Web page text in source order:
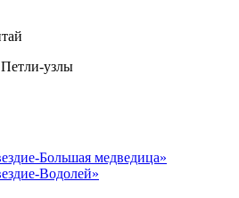
узлы
Большая медведица»
Водолей»